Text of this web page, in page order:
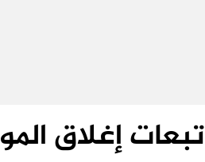
تبعات إغلاق